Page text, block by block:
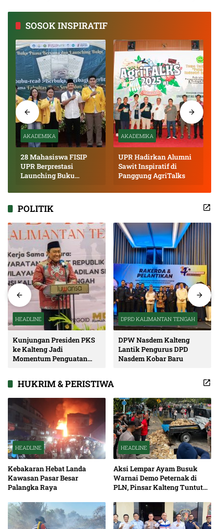
SOSOK INSPIRATIF
AKADEMIKA
28 Mahasiswa FISIP
UPR Berprestasi
Launching Buku
AKADEMIKA
UPR Hadirkan Alumni
Sawit Inspiratif di
Panggung AgriTalks
POLITIK
HEADLINE
Kunjungan Presiden PKS
ke Kalteng Jadi
Momentum Penguatan
DPRD KALIMANTAN TENGAH
DPW Nasdem Kalteng
Lantik Pengurus DPD
Nasdem Kobar Baru
HUKRIM & PERISTIWA
HEADLINE
Kebakaran Hebat Landa
Kawasan Pasar Besar
Palangka Raya
HEADLINE
Aksi Lempar Ayam Busuk
Warnai Demo Peternak di
PLN, Pinsar Kalteng Tuntut